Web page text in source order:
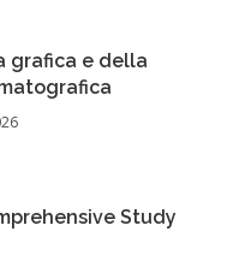
grafica e della
Study